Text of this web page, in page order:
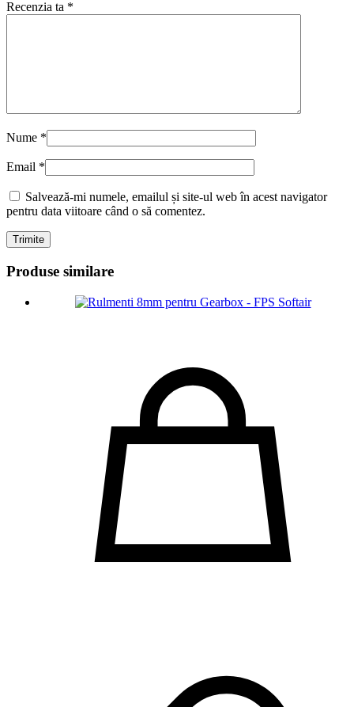
Recenzia ta *
Nume *
Email *
Salvează-mi numele, emailul și site-ul web în acest navigator
pentru data viitoare când o să comentez.
Produse similare